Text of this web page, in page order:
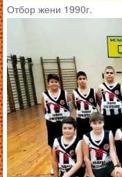
Отбор жени 1990г.